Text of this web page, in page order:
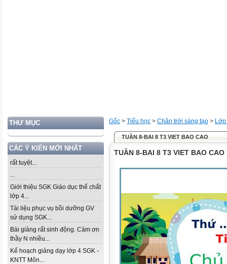
THƯ MỤC
CÁC Ý KIẾN MỚI NHẤT
rất tuyệt...
...
Giới thiệu SGK Giáo dục thể chất
lớp 4...
Tài liệu phục vụ bồi dưỡng GV
sử dụng SGK...
Bài giảng rất sinh động. Cảm ơn
thầy N nhiều...
Kế hoạch giảng dạy lớp 4 SGK -
KNTT Môn...
Gốc > Tiểu học > Chân trời sáng tạo >
TUẦN 8-BAI 8 T3 VIET BAO CAO
TUẦN 8-BAI 8 T3 VIET BAO CAO